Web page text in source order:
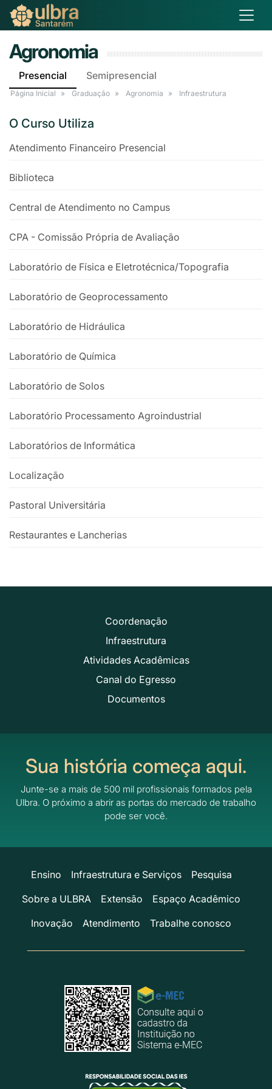
Agronomia
Presencial Semipresencial
Página Inicial Graduação Agronomia Infraestrutura
O Curso Utiliza
Atendimento Financeiro Presencial
Biblioteca
Central de Atendimento no Campus
CPA - Comissão Própria de Avaliação
Laboratório de Física e Eletrotécnica/Topografia
Laboratório de Geoprocessamento
Laboratório de Hidráulica
Laboratório de Química
Laboratório de Solos
Laboratório Processamento Agroindustrial
Laboratórios de Informática
Localização
Pastoral Universitária
Restaurantes e Lancherias
Coordenação
Infraestrutura
Atividades Acadêmicas
Canal do Egresso
Documentos
Sua história começa aqui.
Junte-se a mais de 500 mil profissionais formados pela
Ulbra. O próximo a abrir as portas do mercado de trabalho
pode ser você.
Ensino Infraestrutura e Serviços
Pesquisa
Sobre a ULBRA
Extensão
Espaço Acadêmico
Inovação
Atendimento Trabalhe conosco